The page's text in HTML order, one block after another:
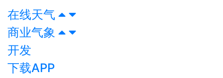
在线天气
商业气象
开发
下载APP